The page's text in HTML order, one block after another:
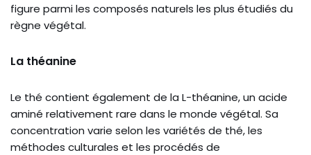
figure parmi les composés naturels les plus étudiés du
règne végétal.
La théanine
Le thé contient également de la L-théanine, un acide
aminé relativement rare dans le monde végétal. Sa
concentration varie selon les variétés de thé, les
méthodes culturales et les procédés de